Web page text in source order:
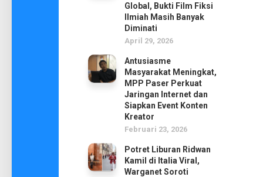
Global, Bukti Film Fiksi
Ilmiah Masih Banyak
Diminati
April 29, 2026
Antusiasme
Masyarakat Meningkat,
MPP Paser Perkuat
Jaringan Internet dan
Siapkan Event Konten
Kreator
Februari 23, 2026
Potret Liburan Ridwan
Kamil di Italia Viral,
Warganet Soroti